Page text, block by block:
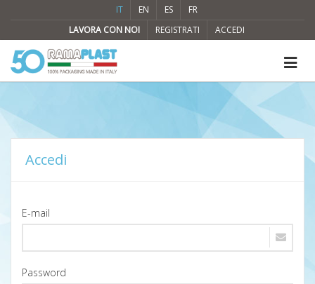
IT EN ES
FR
LAVORA CON NOI
REGISTRATI ACCEDI
Accedi
E-mail
Password